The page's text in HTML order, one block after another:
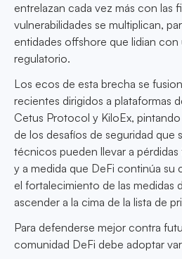
entrelazan cada vez más con las
vulnerabilidades se multiplican,
entidades offshore que lidian
regulatorio.
Los ecos de esta brecha se
recientes dirigidos a plataformas
Cetus Protocol y KiloEx,
de los desafíos de seguridad que
técnicos pueden llevar a
y a medida que DeFi continúa su
el fortalecimiento de las medidas
ascender a la cima de la lista de
Para defenderse mejor contra
comunidad DeFi debe adoptar